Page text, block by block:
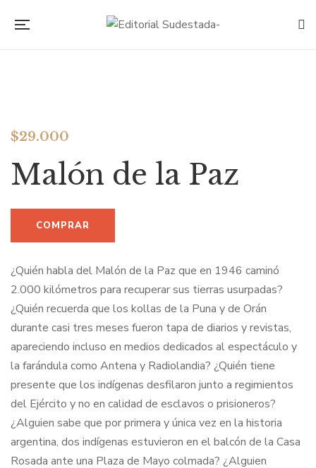
$29.000
Malón de la Paz
¿Quién habla del Malón de la Paz que en 1946 caminó
2.000 kilómetros para recuperar sus tierras usurpadas?
¿Quién recuerda que los kollas de la Puna y de Orán
durante casi tres meses fueron tapa de diarios y revistas,
apareciendo incluso en medios dedicados al espectáculo y
la farándula como Antena y Radiolandia? ¿Quién tiene
presente que los indígenas desfilaron junto a regimientos
del Ejército y no en calidad de esclavos o prisioneros?
¿Alguien sabe que por primera y única vez en la historia
argentina, dos indígenas estuvieron en el balcón de la Casa
Rosada ante una Plaza de Mayo colmada? ¿Alguien